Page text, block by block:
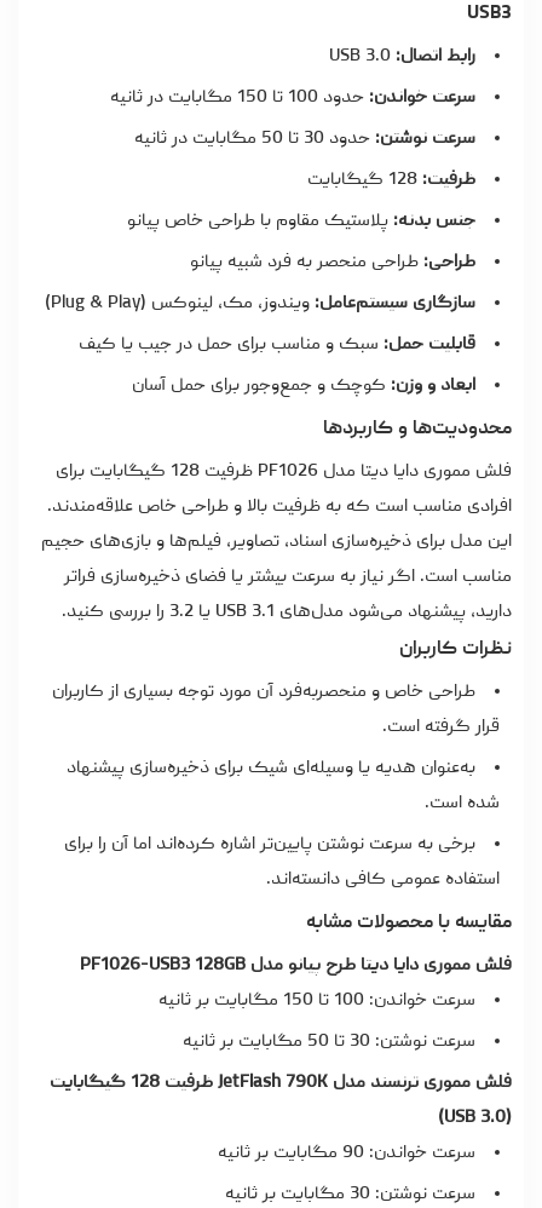
USB3
رابط اتصال:
سرعت خواندن: حدود 100 تا 150 مگابایت در ثانیه
سرعت نوشتن: حدود 30 تا 50 مگابایت در ثانیه
ظرفیت:
جنس بدنه: پلاستیک مقاوم با طراحی خاص پیانو
طراحی: طراحی منحصر به فرد شبیه پیانو
سازگاری سیستم‌عامل: ویندوز، مک، لینوکس (Plug & Play)
قابلیت حمل: سبک و مناسب برای حمل در جیب یا کیف
ابعاد و وزن: کوچک و جمع‌وجور برای حمل آسان
محدودیت‌ها و کاربردها
فلش مموری
دایا دیتا مدل PF1026 ظرفیت 128 گیگابایت برای
افرادی مناسب است که به ظرفیت بالا و طراحی خاص علاقه‌مندند.
این مدل برای ذخیره‌سازی اسناد، تصاویر، فیلم‌ها و بازی‌های حجیم
مناسب است. اگر نیاز به سرعت بیشتر یا فضای ذخیره‌سازی فراتر
دارید، پیشنهاد می‌شود مدل‌های USB 3.1 یا 3.2 را بررسی کنید.
نظرات کاربران
طراحی خاص و منحصربه‌فرد آن مورد توجه بسیاری از کاربران
قرار گرفته است.
به‌عنوان هدیه یا وسیله‌ای شیک برای ذخیره‌سازی پیشنهاد
شده است.
برخی به سرعت نوشتن پایین‌تر اشاره کرده‌اند اما آن را برای
استفاده عمومی کافی دانسته‌اند.
مقایسه با محصولات مشابه
فلش مموری دایا دیتا طرح پیانو مدل PF1026-USB3 128GB
سرعت خواندن: 100 تا 150 مگابایت بر ثانیه
سرعت نوشتن: 30 تا 50 مگابایت بر ثانیه
فلش مموری ترنسند مدل JetFlash 790K ظرفیت 128 گیگابایت
(USB 3.0)
سرعت خواندن: 90 مگابایت بر ثانیه
سرعت نوشتن: 30 مگابایت بر ثانیه